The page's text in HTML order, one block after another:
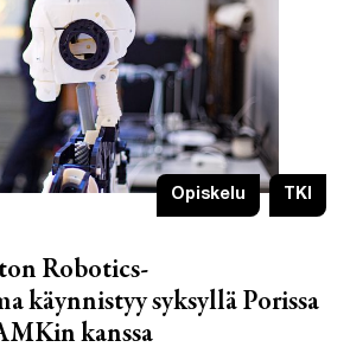
Opiskelu
TKI
Robotics-
käynnistyy syksyllä Porissa
kanssa